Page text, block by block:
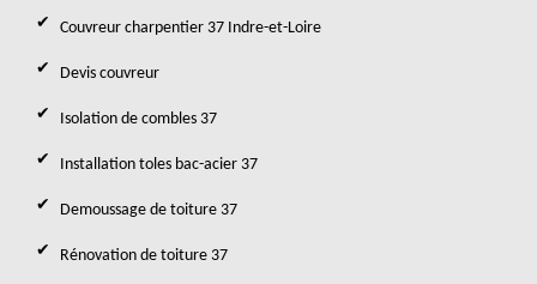
Couvreur charpentier 37 Indre-et-Loire
Devis couvreur
Isolation de combles 37
Installation toles bac-acier 37
Demoussage de toiture 37
Rénovation de toiture 37